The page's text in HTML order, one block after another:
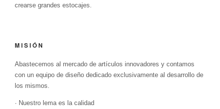
crearse grandes estocajes.
MISIÓN
Abastecemos al mercado de artículos innovadores y contamos
con un equipo de diseño dedicado exclusivamente al desarrollo de
los mismos.
· Nuestro lema es la calidad